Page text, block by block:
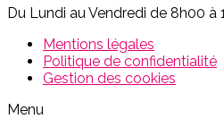
Du Lundi au Vendredi de 8h00 à
Mentions légales
Politique de confidentialité
Gestion des cookies
Menu